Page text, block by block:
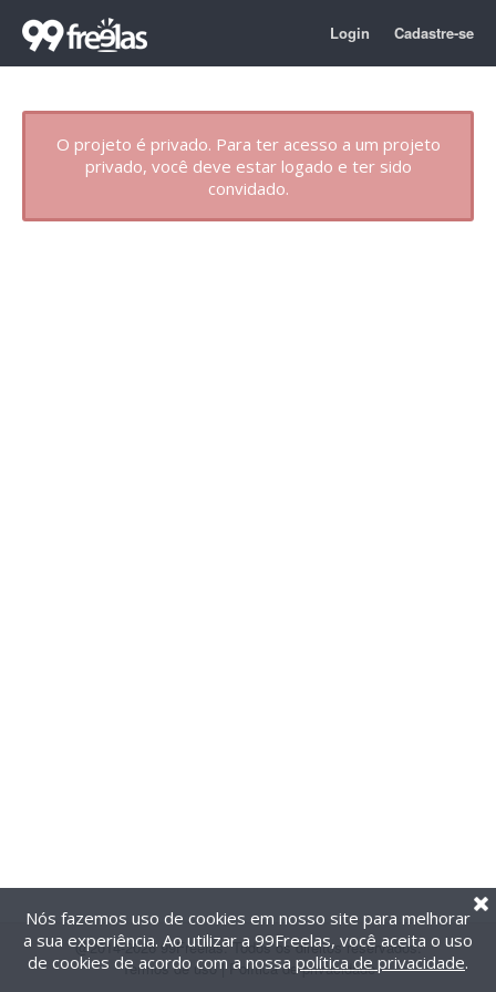
Login Cadastre-se
O projeto é privado. Para ter acesso a um projeto
privado, você deve estar logado e ter sido
convidado.
@2014-2026 99Freelas. Todos os direitos reservados.
Termos de uso| Política de privacidade
Nós fazemos uso de cookies em nosso site para melhorar
a sua experiência. Ao utilizar a 99Freelas, você aceita o uso
de cookies de acordo com a nossa política de privacidade.